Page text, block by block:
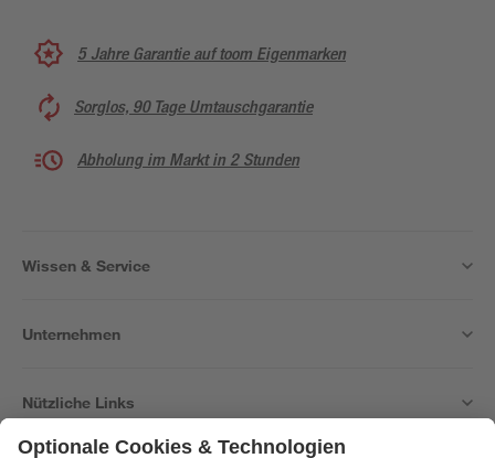
5 Jahre Garantie auf toom Eigenmarken
Sorglos, 90 Tage Umtauschgarantie
Abholung im Markt in 2 Stunden
Wissen & Service
Unternehmen
Nützliche Links